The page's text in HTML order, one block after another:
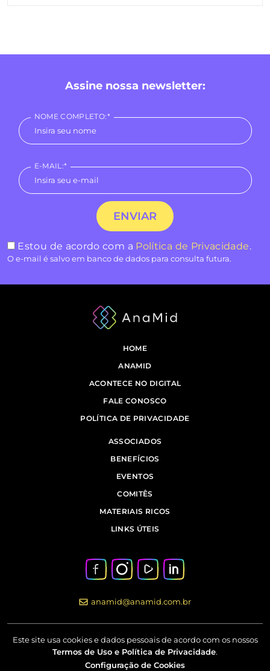
Assine nossa newsletter:
NOME COMPLETO:*
E-MAIL:*
Estou de acordo com a Política de Privacidade.
O e-mail é salvo em banco de dados para consulta futura.
HOME
ANAMID
ACONTECE NO DIGITAL
FALE CONOSCO
POLÍTICA DE PRIVACIDADE
ASSOCIADOS
BENEFÍCIOS
EVENTOS
COMITÊS
MATERIAIS RICOS
LINKS ÚTEIS
anamid@anamid.com.br
Este site usa cookies e dados pessoais de acordo com os nossos
Termos de Uso e Política de Privacidade.
Configuração de Cookies